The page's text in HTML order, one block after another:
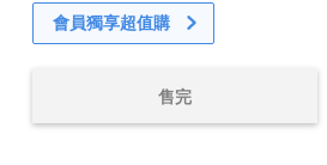
會員獨享超值購
售完